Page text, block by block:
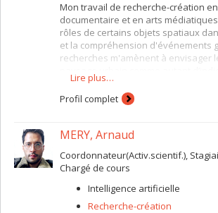
Mon travail de recherche-création
documentaire et en arts
rôles de certains objets spatiaux
et la compréhension d'événements
recherches m'amènent à envisager
historiques et politiques. Les films et
que je réalise font une description
détails architecturaux ou spatiaux
sont en jeu dans la représentation
dont les spectateur.trice.s
mes films, et chacun de mes projets
création explore ainsi des modes
Lire plus…
Profil complet
MERY, Arnaud
Coordonnateur(Activ.scientif.),
Chargé de cours
Intelligence artificielle
Recherche-création